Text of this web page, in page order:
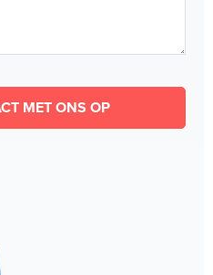
MET ONS OP